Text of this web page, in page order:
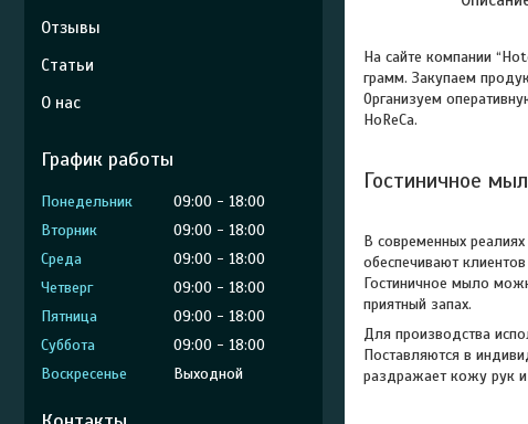
На сайте компании
грамм. Закупаем
Организуем
HoReCa.
Гостиничное
В современных
обеспечивают
Гостиничное мыло
приятный запах.
Для производства
Поставляются в
раздражает кожу рук
Отзывы
Статьи
О нас
График работы
Понедельник 09:00
18:00
Вторник
09:00
18:00
Среда
09:00
18:00
Четверг
09:00
18:00
Пятница
09:00
18:00
Суббота
09:00
18:00
Воскресенье
Выходной